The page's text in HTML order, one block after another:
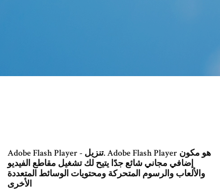
Adobe Flash Player - تنزيل. Adobe Flash Player هو مكون
إضافي مجاني شائع جدًا يتيح لك تشغيل مقاطع الفيديو
والألعاب والرسوم المتحركة ومحتويات الوسائط المتعددة
الأخرى